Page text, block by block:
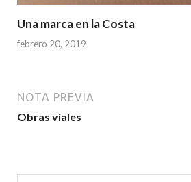
Una marca en la Costa
febrero 20, 2019
NOTA PREVIA
Obras viales